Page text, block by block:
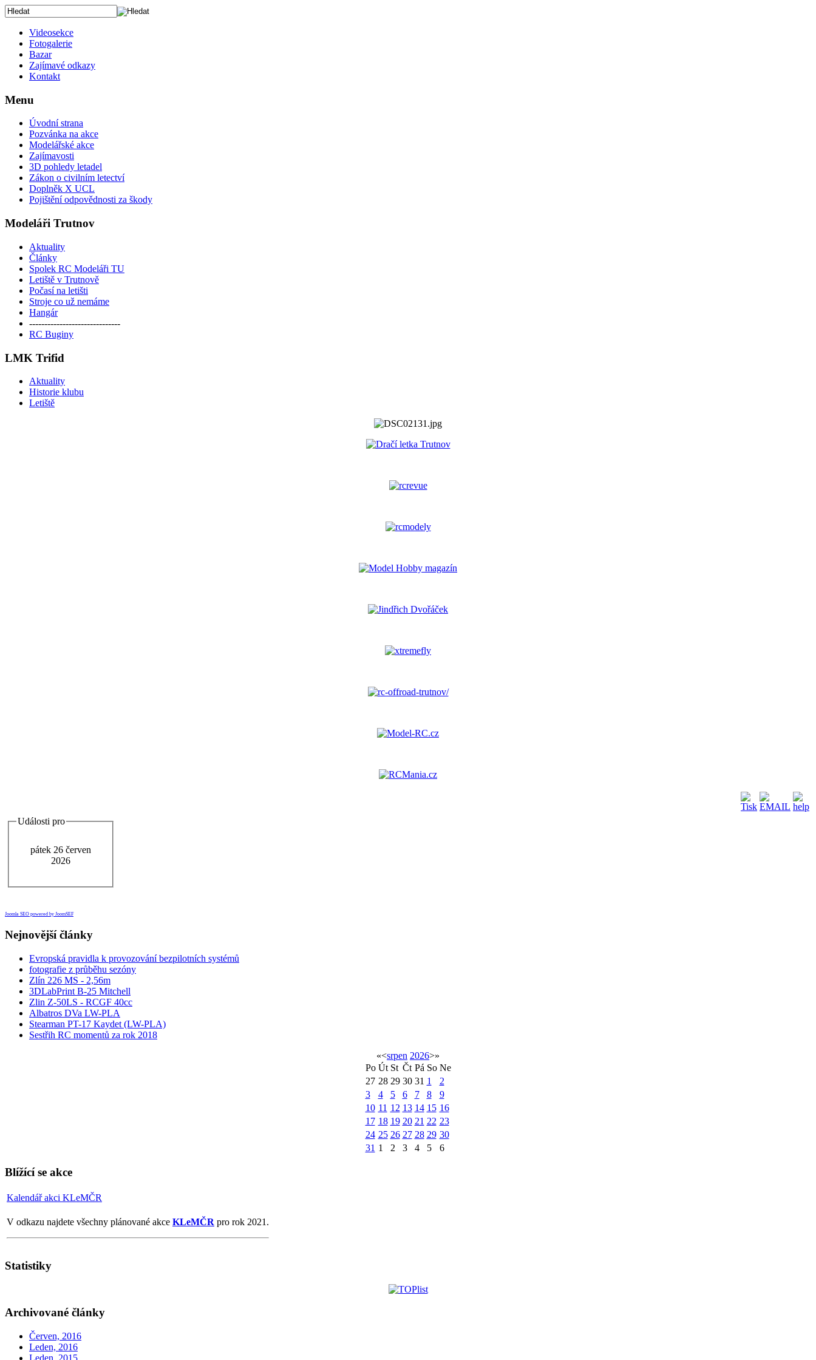
Videosekce
Fotogalerie
Bazar
Zajímavé odkazy
Kontakt
Menu
Úvodní strana
Pozvánka na akce
Modelářské akce
Zajímavosti
3D pohledy letadel
Zákon o civilním letectví
Doplněk X UCL
Pojištění odpovědnosti za škody
Modeláři Trutnov
Aktuality
Články
Spolek RC Modeláři TU
Letiště v Trutnově
Počasí na letišti
Stroje co už nemáme
Hangár
------------------------------
RC Buginy
LMK Trifid
Aktuality
Historie klubu
Letiště
Události pro
pátek 26 červen
2026
Joomla SEO powered by JoomSEF
Nejnovější články
Evropská pravidla k provozování bezpilotních systémů
fotografie z průběhu sezóny
Zlín 226 MS - 2,56m
3DLabPrint B-25 Mitchell
Zlin Z-50LS - RCGF 40cc
Albatros DVa LW-PLA
Stearman PT-17 Kaydet (LW-PLA)
Sestřih RC momentů za rok 2018
«<srpen 2026>»
Po Út St Čt Pá So Ne
27 28 29 30 31 1
2
3
4 5 6 7 8
9
10 11 12 13 14 15 16
17 18 19 20 21 22 23
24 25 26 27 28 29 30
31 1 2 3 4 5 6
Blížící se akce
Kalendář akci KLeMČR
V odkazu najdete všechny plánované akce KLeMČR pro rok 2021.
Statistiky
Archivované články
Červen, 2016
Leden, 2016
Leden, 2015